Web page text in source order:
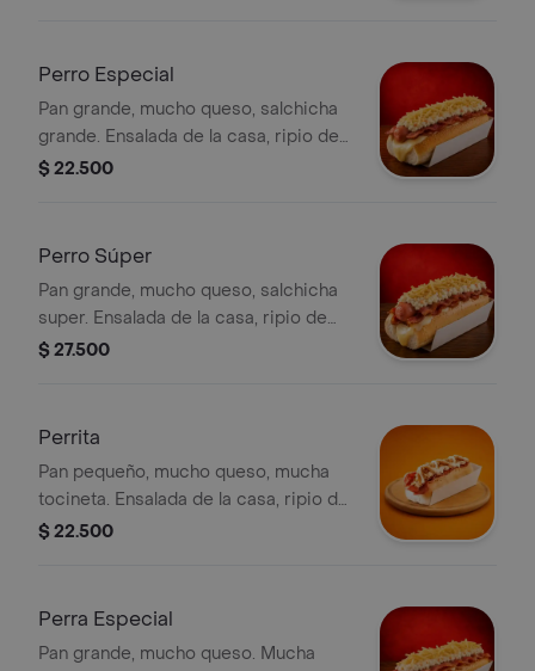
Perro Especial
Pan grande, mucho queso, salchicha
grande. Ensalada de la casa, ripio de
papa, tocineta y Salsas al gusto
$ 22.500
Perro Súper
Pan grande, mucho queso, salchicha
super. Ensalada de la casa, ripio de
papa, mucha tocineta y Salsas al
$ 27.500
Perrita
Pan pequeño, mucho queso, mucha
tocineta. Ensalada de la casa, ripio de
papa. Salsas al gusto
$ 22.500
Perra Especial
Pan grande, mucho queso. Mucha